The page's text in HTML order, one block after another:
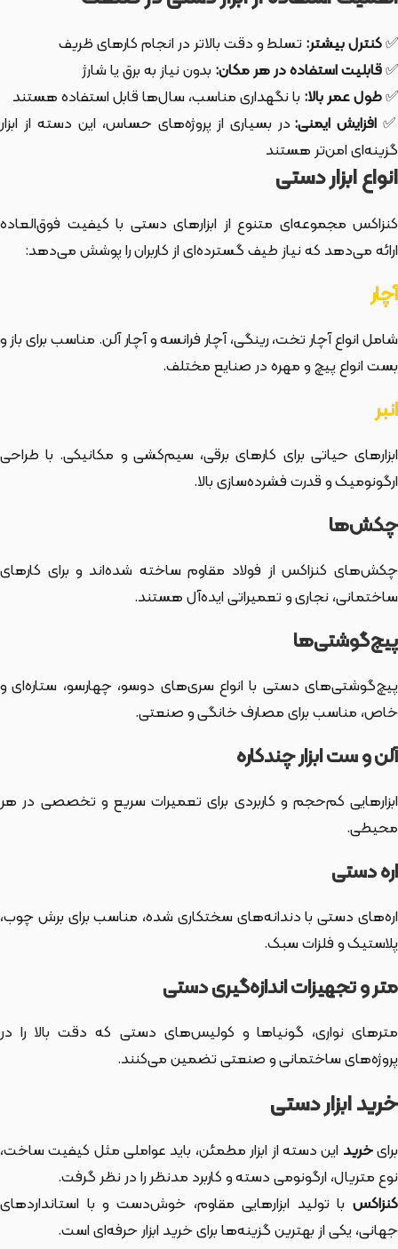
✅کنترل بیشتر: تسلط و دقت بالاتر در انجام کارهای ظریف
✅قابلیت استفاده در هر مکان: بدون نیاز به برق یا شارژ
✅طول عمر بالا: با نگهداری مناسب، سال‌ها قابل استفاده هستند
✅ افزایش ایمنی: در بسیاری از پروژه‌های حساس، این دسته از ابزار
گزینه‌ای امن‌تر هستند
انواع ابزار دستی
کنزاکس مجموعه‌ای متنوع از ابزارهای دستی با کیفیت فوق‌العاده
ارائه می‌دهد که نیاز طیف گسترده‌ای از کاربران را پوشش می‌دهد:
آچار
شامل انواع آچار تخت، رینگی، آچار فرانسه و آچار آلن. مناسب برای باز و
بست انواع پیچ و مهره در صنایع مختلف.
انبر
ابزارهای حیاتی برای کارهای برقی، سیم‌کشی و مکانیکی. با طراحی
ارگونومیک و قدرت فشرده‌سازی بالا.
چکش‌ها
چکش‌های کنزاکس از فولاد مقاوم ساخته شده‌اند و برای کارهای
ساختمانی، نجاری و تعمیراتی ایده‌آل هستند.
پیچ‌گوشتی‌ها
پیچ‌گوشتی‌های دستی با انواع سری‌های دوسو، چهارسو، ستاره‌ای و
خاص، مناسب برای مصارف خانگی و صنعتی.
آلن و ست ابزار چندکاره
ابزارهایی کم‌حجم و کاربردی برای تعمیرات سریع و تخصصی در هر
محیطی.
اره دستی
اره‌های دستی با دندانه‌های سختکاری شده، مناسب برای برش چوب،
پلاستیک و فلزات سبک.
متر و تجهیزات اندازه‌گیری دستی
مترهای نواری، گونیاها و کولیس‌های دستی که دقت بالا را در
پروژه‌های ساختمانی و صنعتی تضمین می‌کنند.
خرید ابزار دستی
برایخرید این دسته از ابزارمطمئن، باید عواملی مثل کیفیت ساخت،
نوع متریال، ارگونومی دسته و کاربرد مدنظر را در نظر گرفت.
کنزاکس با تولید ابزارهایی مقاوم، خوش‌دست و با استانداردهای
جهانی، یکی از بهترین گزینه‌ها برای خرید ابزار حرفه‌ای است.